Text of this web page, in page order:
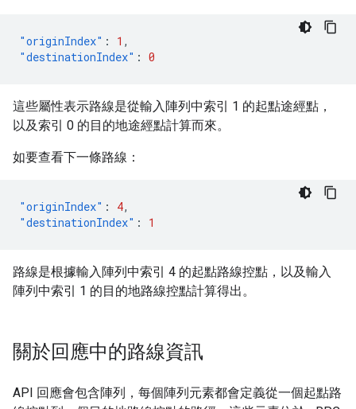
"originIndex" : 1 ,
"destinationIndex" : 0
這些屬性表示路線是從輸入陣列中索引 1 的起點途經點，
以及索引 0 的目的地途經點計算而來。
如要查看下一條路線：
"originIndex" : 4,
"destinationIndex" : 1
路線是根據輸入陣列中索引 4 的起點路線控點，以及輸入
陣列中索引 1 的目的地路線控點計算得出。
關於回應中的路線資訊
API 回應會包含陣列，每個陣列元素都會定義從一個起點路